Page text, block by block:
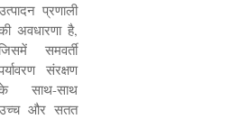
प्रणाली
अवधारणा है,
समवर्ती
संरक्षण
साथ-साथ
और सतत